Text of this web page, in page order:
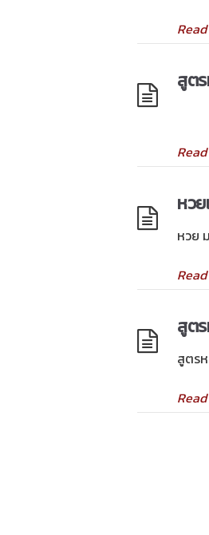
สูต
กา
หว
หวย
สูต
สูตร